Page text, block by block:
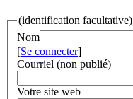
(identification facultative)
Nom
[Se connecter]
Courriel (non publié)
Votre site web